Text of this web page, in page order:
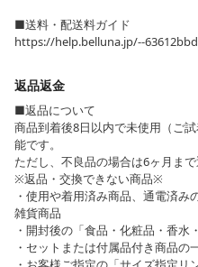
■送料・配送料ガイド
https://help.belluna.jp/--
返品返金
■返品について
商品到着後8日以内で未使用（ご
能です。
ただし、不良品の場合は6ヶ月まで
※返品・交換できない商品※
・使用や着用済み商品、通電済
雑貨商品
・開封後の「食品・化粧品・香水
・セットまたは付属品付き商品の